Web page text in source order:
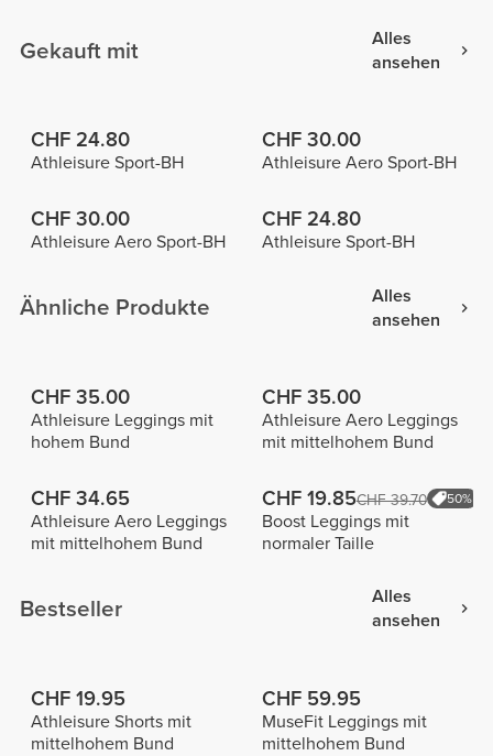
Gekauft mit
Alles
ansehen
CHF 24.80
Athleisure Sport-BH
CHF 30.00
Athleisure Aero Sport-BH
CHF 30.00
Athleisure Aero Sport-BH
CHF 24.80
Athleisure Sport-BH
Ähnliche Produkte
Alles
ansehen
CHF 35.00
Athleisure Leggings mit
hohem Bund
CHF 35.00
Athleisure Aero Leggings
mit mittelhohem Bund
CHF 34.65
Athleisure Aero Leggings
mit mittelhohem Bund
CHF 19.85CHF 39.70 50%
Boost Leggings mit
normaler Taille
Bestseller
Alles
ansehen
CHF 19.95
Athleisure Shorts mit
mittelhohem Bund
CHF 59.95
MuseFit Leggings mit
mittelhohem Bund